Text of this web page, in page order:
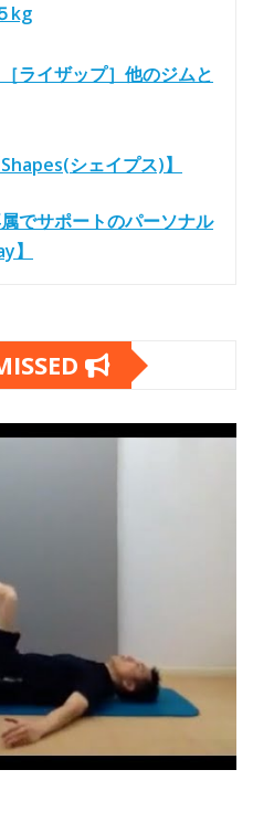
kg
ライザップ］他のジムと
シェイプス)】
でサポートのパーソナル
】